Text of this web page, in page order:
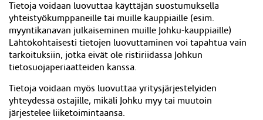
Tietoja voidaan luovuttaa käyttäjän suostumuksella
yhteistyökumppaneille tai muille kauppiaille (esim.
myyntikanavan julkaiseminen muille Johku-kauppiaille)
Lähtökohtaisesti tietojen luovuttaminen voi tapahtua vain
tarkoituksiin, jotka eivät ole ristiriidassa Johkun
tietosuojaperiaatteiden kanssa.
Tietoja voidaan myös luovuttaa yritysjärjestelyiden
yhteydessä ostajille, mikäli Johku myy tai muutoin
järjestelee liiketoimintaansa.